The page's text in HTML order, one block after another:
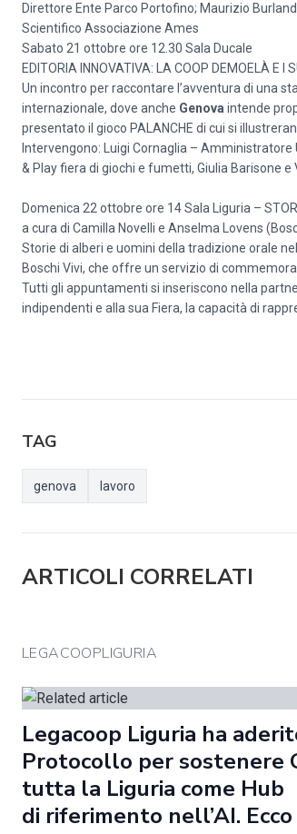
Direttore Ente Parco Portofino; Maurizio
Scientifico Associazione Ames
Sabato 21 ottobre ore 12.30 Sala Ducale
EDITORIA INNOVATIVA: LA COOP DEMOELÀ E I
Un incontro per raccontare l’avventura di una
internazionale, dove anche Genova intende
presentato il gioco PALANCHE di cui si
Intervengono: Luigi Cornaglia – Amministratore
& Play fiera di giochi e fumetti, Giulia Barisone e
Domenica 22 ottobre ore 14 Sala Liguria –
a cura di Camilla Novelli e Anselma Lovens
Storie di alberi e uomini della tradizione orale
Boschi Vivi, che offre un servizio di
Tutti gli appuntamenti si inseriscono nella
indipendenti e alla sua Fiera, la capacità di
TAG
genova lavoro
ARTICOLI CORRELATI
LEGACOOPLIGURIA
Legacoop Liguria ha
Protocollo per sostenere
tutta la Liguria come Hub
di riferimento nell’AI.